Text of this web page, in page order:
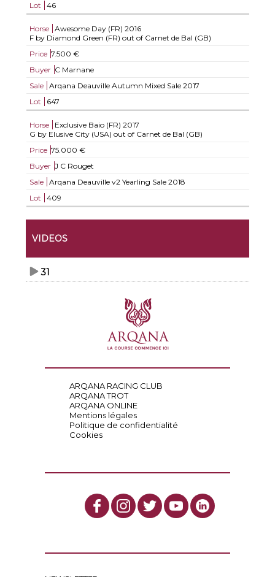
Lot
46
Horse Awesome Day (FR) 2016
F by Diamond Green (FR) out of Carnet de Bal (GB)
Price 7.500 €
Buyer C Marnane
Sale
Arqana Deauville Autumn Mixed Sale 2017
Lot
647
Horse Exclusive Baio (FR) 2017
G by Elusive City (USA) out of Carnet de Bal (GB)
Price 75.000 €
Buyer J C Rouget
Sale
Arqana Deauville v2 Yearling Sale 2018
Lot
409
VIDEOS
31
ARQANA RACING CLUB
ARQANA TROT
ARQANA ONLINE
Mentions légales
Politique de confidentialité
Cookies